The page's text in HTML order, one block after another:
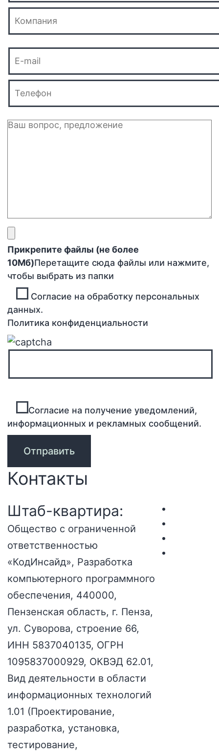
Прикрепите файлы (не более
10Мб)Перетащите сюда файлы или нажмите,
чтобы выбрать из папки
Согласие на обработку персональных
данных.
Политика конфиденциальности
Согласие на получение уведомлений,
информационных и рекламных сообщений.
Контакты
Штаб-квартира:
Общество с ограниченной
ответственностью
«КодИнсайд», Разработка
компьютерного программного
обеспечения, 440000,
Пензенская область, г. Пенза,
ул. Суворова, строение 66,
ИНН 5837040135, ОГРН
1095837000929, ОКВЭД 62.01,
Вид деятельности в области
информационных технологий
1.01 (Проектирование,
разработка, установка,
тестирование,